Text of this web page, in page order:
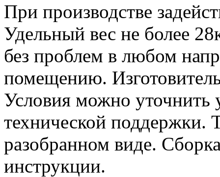
При производстве
Удельный вес не более
без проблем в любом
помещению.
Условия можно
технической поддержки.
разобранном виде.
инструкции.